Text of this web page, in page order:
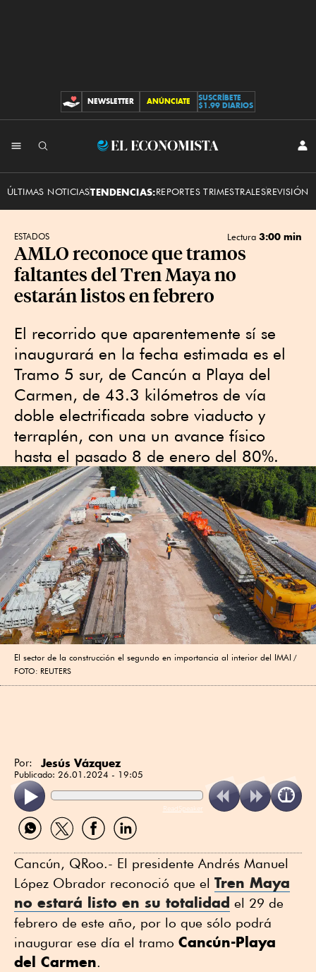
CONTRIBUCIONES
NEWSLETTER ANÚNCIATE
SUSCRÍBETE
$1.99 DIARIOS
El
ÚLTIMAS NOTICIASTENDENCIAS:REPORTES TRIMESTRALESREVISIÓN
ESTADOS Lectura 3:00 min
AMLO reconoce que tramos
faltantes del Tren Maya no
estarán listos en febrero
El recorrido que aparentemente sí se
inaugurará en la fecha estimada es el
Tramo 5 sur, de Cancún a Playa del
Carmen, de 43.3 kilómetros de vía
doble electrificada sobre viaducto y
terraplén, con una un avance físico
hasta el pasado 8 de enero del 80%.
El sector de la construcción el segundo en importancia al interior del IMAI
FOTO: REUTERS
Por: Jesús Vázquez
Publicado: 26.01.2024 - 19:05
ReadSpeaker
Compartir
por
Compartir
por
Compartir
por
Compartir
por
Cancún, QRoo.- El presidente Andrés Manuel
López Obrador reconoció que el Tren Maya
no estará listo en su totalidad el 29 de
febrero de este año, por lo que sólo podrá
inaugurar ese día el tramo Cancún-Playa
del Carmen.